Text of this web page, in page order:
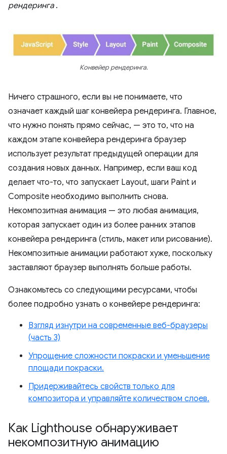
рендеринга.
Конвейер рендеринга.
Ничего страшного, если вы не понимаете, что
означает каждый шаг конвейера рендеринга. Главное,
что нужно понять прямо сейчас, — это то, что на
каждом этапе конвейера рендеринга браузер
использует результат предыдущей операции для
создания новых данных. Например, если ваш код
делает что-то, что запускает Layout, шаги Paint и
Composite необходимо выполнить снова.
Некомпозитная анимация — это любая анимация,
которая запускает один из более ранних этапов
конвейера рендеринга (стиль, макет или рисование).
Некомпозитные анимации работают хуже, поскольку
заставляют браузер выполнять больше работы.
Ознакомьтесь со следующими ресурсами, чтобы
более подробно узнать о конвейере рендеринга:
Взгляд изнутри на современные веб-браузеры
(часть 3)
Упрощение сложности покраски и уменьшение
площади покраски.
Придерживайтесь свойств только для
композитора и управляйте количеством слоев.
Как Lighthouse обнаруживает
некомпозитную анимацию